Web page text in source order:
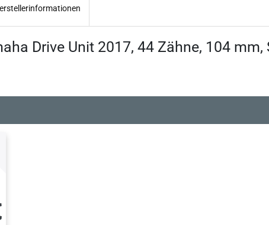
Drive Unit 2017, 44 Zähne, 104 mm,